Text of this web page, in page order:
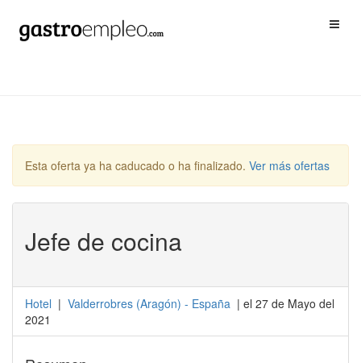
Esta oferta ya ha caducado o ha finalizado. Ver más ofertas
Jefe de cocina
Hotel | Valderrobres (Aragón) - España | el 27 de Mayo del
2021